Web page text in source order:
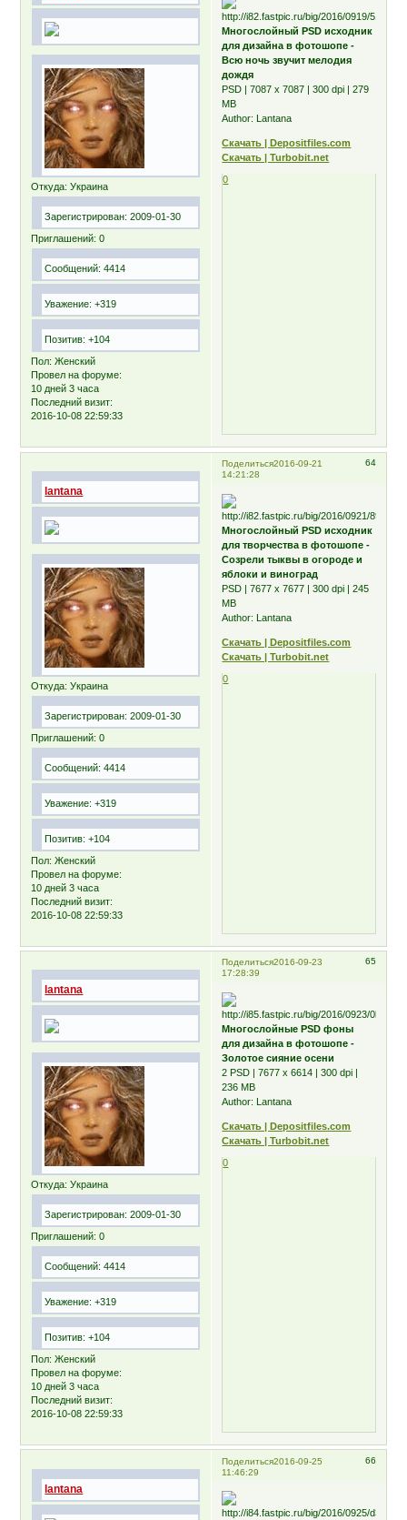
Откуда: Украина
Зарегистрирован: 2009-01-30
Приглашений: 0
Сообщений: 4414
Уважение: +319
Позитив: +104
Пол: Женский
Провел на форуме:
10 дней 3 часа
Последний визит:
2016-10-08 22:59:33
Многослойный PSD исходник
для дизайна в фотошопе -
Всю ночь звучит мелодия
дождя
PSD | 7087 x 7087 | 300 dpi | 279
MB
Author: Lantana
Скачать | Depositfiles.com
Скачать | Turbobit.net
0
Поделиться 64
2016-09-21
14:21:28
lantana
Откуда: Украина
Зарегистрирован: 2009-01-30
Приглашений: 0
Сообщений: 4414
Уважение: +319
Позитив: +104
Пол: Женский
Провел на форуме:
10 дней 3 часа
Последний визит:
2016-10-08 22:59:33
Многослойный PSD исходник
для творчества в фотошопе -
Созрели тыквы в огороде и
яблоки и виноград
PSD | 7677 x 7677 | 300 dpi | 245
MB
Author: Lantana
Скачать | Depositfiles.com
Скачать | Turbobit.net
0
Поделиться 65
2016-09-23
17:28:39
lantana
Откуда: Украина
Зарегистрирован: 2009-01-30
Приглашений: 0
Сообщений: 4414
Уважение: +319
Позитив: +104
Пол: Женский
Провел на форуме:
10 дней 3 часа
Последний визит:
2016-10-08 22:59:33
Многослойные PSD фоны
для дизайна в фотошопе -
Золотое сияние осени
2 PSD | 7677 x 6614 | 300 dpi |
236 MB
Author: Lantana
Скачать | Depositfiles.com
Скачать | Turbobit.net
0
Поделиться 66
2016-09-25
11:46:29
lantana